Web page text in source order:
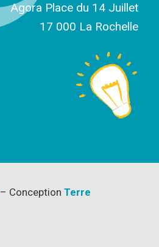
Agora Place du 14 Juillet
17 000 La Rochelle
– Conception Terre